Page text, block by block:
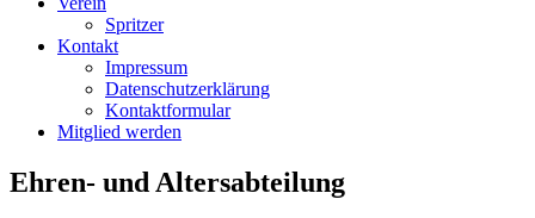
Spritzer
Kontakt
Impressum
Datenschutzerklärung
Kontaktformular
Mitglied werden
Ehren- und Altersabteilung